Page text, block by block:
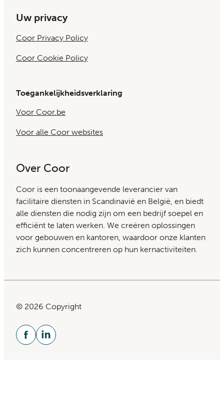
Uw privacy
Coor Privacy Policy
Coor Cookie Policy
Toegankelijkheidsverklaring
Voor Coor.be
Voor alle Coor websites
Over Coor
Coor is een toonaangevende leverancier van
facilitaire diensten in Scandinavië en België, en biedt
alle diensten die nodig zijn om een bedrijf soepel en
efficiënt te laten werken. We creëren oplossingen
voor gebouwen en kantoren, waardoor onze klanten
zich kunnen concentreren op hun kernactiviteiten.
© 2026 Copyright